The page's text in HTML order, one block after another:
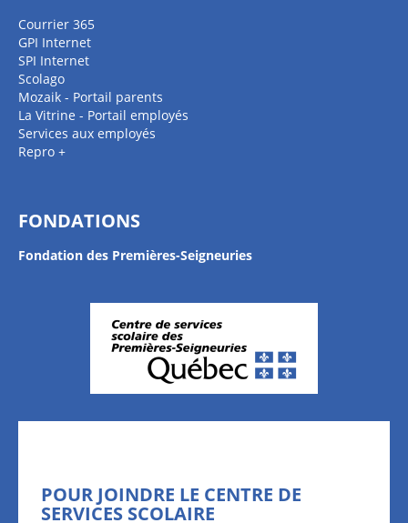
Courrier 365
GPI Internet
SPI Internet
Scolago
Mozaik - Portail parents
La Vitrine - Portail employés
Services aux employés
Repro +
FONDATIONS
Fondation des Premières-Seigneuries
POUR JOINDRE LE CENTRE DE
SERVICES SCOLAIRE